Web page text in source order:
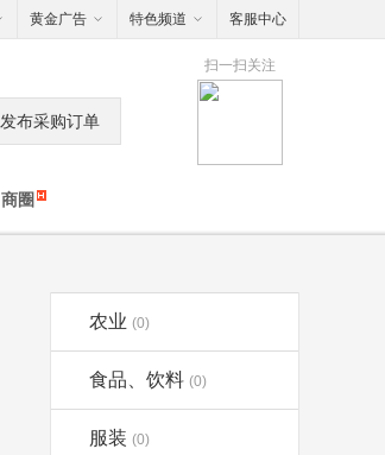
黄金广告 特色频道 客服中心
发布采购订单
扫一扫关注
商圈
农业 (0)
食品、饮料 (0)
服装 (0)